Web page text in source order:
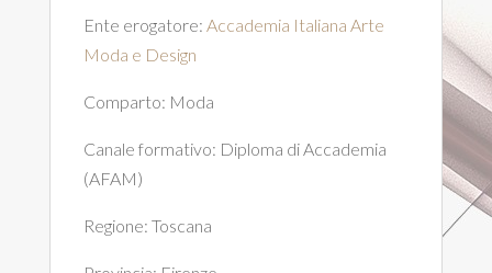
Ente erogatore: Accademia Italiana Arte
Moda e Design
Comparto: Moda
Canale formativo: Diploma di Accademia
(AFAM)
Regione: Toscana